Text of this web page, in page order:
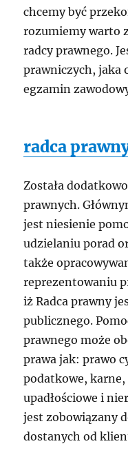
chcemy być
rozumiemy warto
radcy prawnego.
prawniczych, jaka
egzamin
radca
Została
prawnych.
jest niesienie
udzielaniu porad
także
reprezentowaniu
iż Radca prawny
publicznego.
prawnego może
prawa jak: prawo
podatkowe,
upadłościowe i
jest zobowiązany
dostanych od